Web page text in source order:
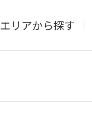
エリアから探す